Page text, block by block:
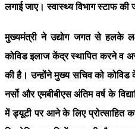
लगाई जाए। स्वास्थ्य विभाग स्टाफ की
मुख्यमंत्री ने उद्योग जगत से हलके
कोविड इलाज केंद्र स्थापित करने व
की है। उन्होंने मुख्य सचिव को कोविड
नर्सो और एमबीबीएस अंतिम वर्ष के
में ड्यूटी पर आने के लिए प्रोत्साहित